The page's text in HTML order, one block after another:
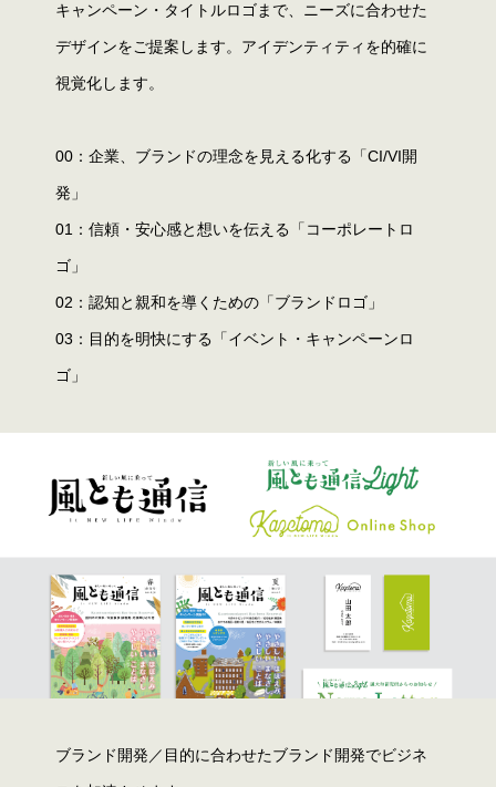
キャンペーン・タイトルロゴまで、ニーズに合わせた
デザインをご提案します。アイデンティティを的確に
視覚化します。
00：企業、ブランドの理念を見える化する「CI/VI開
発」
01：信頼・安心感と想いを伝える「コーポレートロ
ゴ」
02：認知と親和を導くための「ブランドロゴ」
03：目的を明快にする「イベント・キャンペーンロ
ゴ」
ブランド開発／目的に合わせたブランド開発でビジネ